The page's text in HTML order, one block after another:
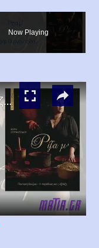
Now Playing
×
Ρίζα μ’, Σόφη Ουργαντζίδου